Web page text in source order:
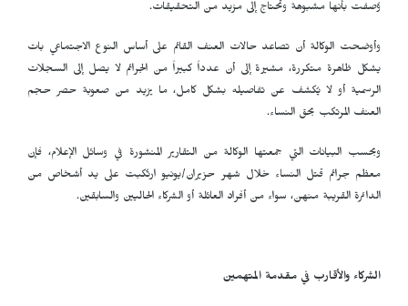
وُصفت بأنها مشبوهة وتحتاج إلى مزيد من التحقيقات.
وأوضحت الوكالة أن تصاعد حالات العنف القائم على أساس النوع الاجتماعي بات
يشكل ظاهرة متكررة، مشيرة إلى أن عدداً كبيراً من الجرائم لا يصل إلى السجلات
الرسمية أو لا يُكشف عن تفاصيله بشكل كامل، ما يزيد من صعوبة حصر حجم
العنف المرتكب بحق النساء.
وبحسب البيانات التي جمعتها الوكالة من التقارير المنشورة في وسائل الإعلام، فإن
معظم جرائم قتل النساء خلال شهر حزيران/يونيو ارتُكبت على يد أشخاص من
الدائرة القريبة منهن، سواء من أفراد العائلة أو الشركاء الحاليين والسابقين.
الشركاء والأقارب في مقدمة المتهمين